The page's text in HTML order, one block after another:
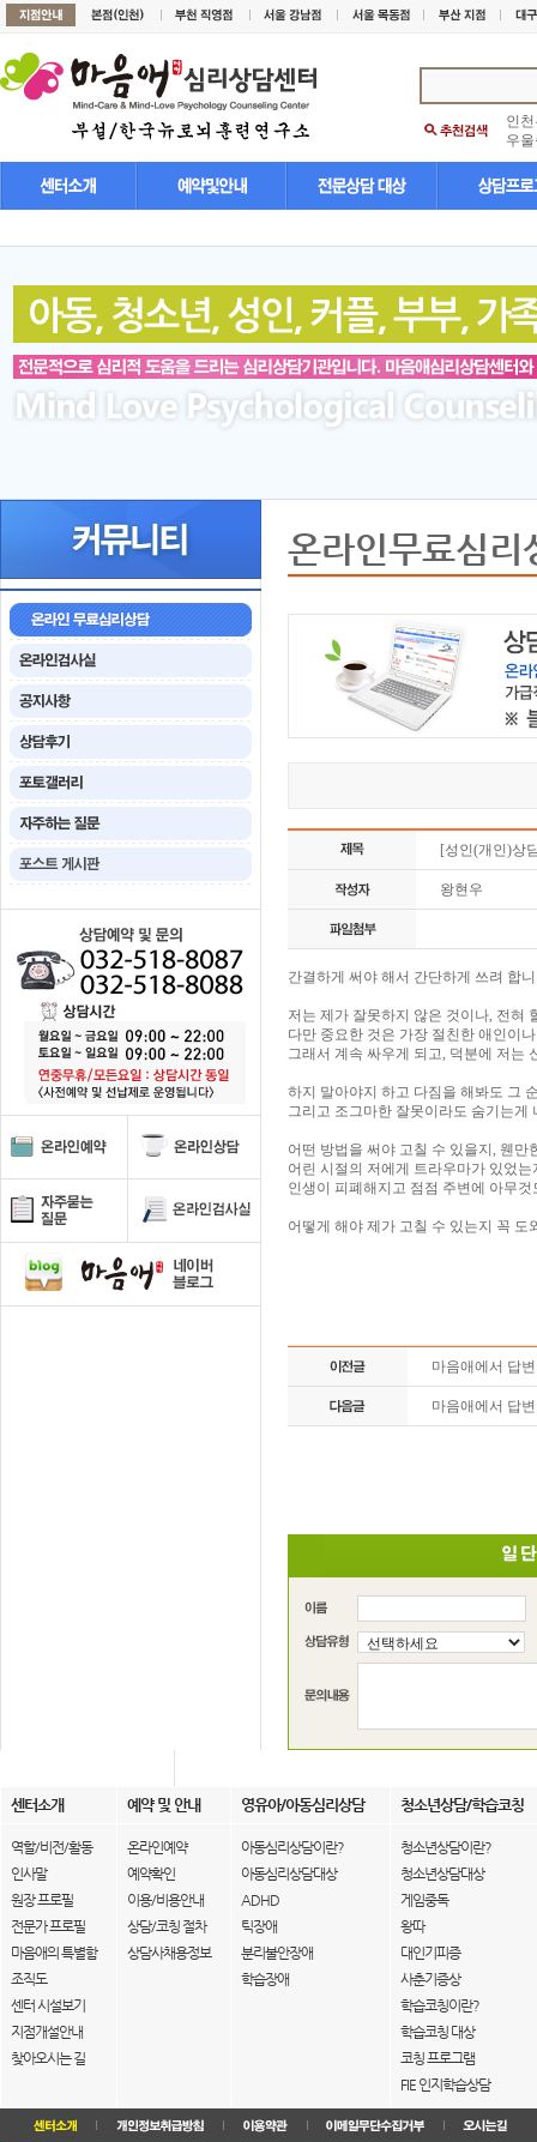
인
우
온라인무료심리
[성인(개인)상
왕현우
간결하게 써야 해서 간단하게 쓰려 합
저는 제가 잘못하지 않은 것이나, 전혀
다만 중요한 것은 가장 절친한 애인이
그래서 계속 싸우게 되고, 덕분에 저는
하지 말아야지 하고 다짐을 해봐도 그
그리고 조그마한 잘못이라도 숨기는게
어떤 방법을 써야 고칠 수 있을지, 웬
어린 시절의 저에게 트라우마가 있었
인생이 피폐해지고 점점 주변에 아무
어떻게 해야 제가 고칠 수 있는지 꼭
마음애에서 답
마음애에서 답
센터소개 예약 및 안내 영유아/아동심리상담 청소년상담/학습코칭
역할/비전/활동
인사말
원장 프로필
전문가 프로필
마음애의 특별함
조직도
센터 시설보기
지점개설안내
찾아오시는 길
온라인예약
예약확인
이용/비용안내
상담/코칭 절차
상담사채용정보
아동심리상담이란?
아동심리상담대상
ADHD
틱장애
분리불안장애
학습장애
청소년상담이란?
청소년상담대상
게임중독
왕따
대인기피증
사춘기증상
학습코칭이란?
학습코칭 대상
코칭 프로그램
FIE 인지학습상담